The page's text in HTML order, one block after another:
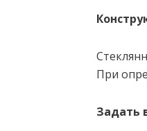
При
Задать